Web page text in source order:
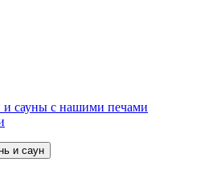
и сауны с нашими печами
и саун